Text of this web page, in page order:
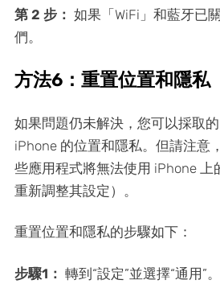
第 2 步： 如果「WiFi」和藍牙已
們。
方法6：重置位置和隱私
如果問題仍未解決，您可以採取
iPhone 的位置和隱私。但請注意
些應用程式將無法使用 iPhone 上
重新調整其設定）。
重置位置和隱私的步驟如下：
步驟1： 轉到“設定”並選擇“通用”。